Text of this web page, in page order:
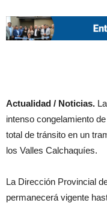
Actualidad / Noticias.
intenso congelamiento
total de tránsito en un
los Valles Calchaquíes.
La Dirección Provincial
permanecerá vigente